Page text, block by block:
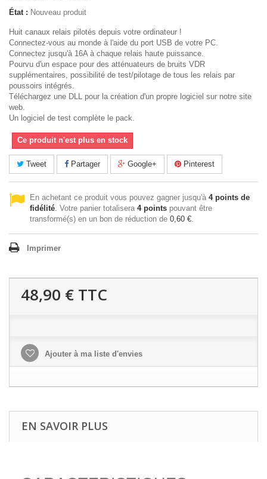
État : Nouveau produit
Huit canaux relais pilotés depuis votre ordinateur !
Connectez-vous au monde à l'aide du port USB de votre PC.
Connectez jusqu'à 16A à chaque relais haute puissance.
Pourvu d'un espace pour des atténuateurs de bruits VDR
supplémentaires, possibilité de test/pilotage de tous les relais par
poussoirs intégrés.
Téléchargez une DLL pour la création d'un propre logiciel sur notre site
web.
Un logiciel de test complète le pack.
Ce produit n'est plus en stock
Tweet Partager Google+ Pinterest
En achetant ce produit vous pouvez gagner jusqu'à 4points de
fidélité. Votre panier totalisera 4points pouvant être
transformé(s) en un bon de réduction de 0,60 €.
Imprimer
48,90 € TTC
Ajouter à ma liste d'envies
EN SAVOIR PLUS